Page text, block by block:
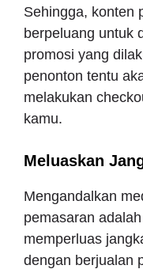
Sehingga, konten
berpeluang untuk
promosi yang
penonton tentu
melakukan
kamu.
Meluaskan
Mengandalkan
pemasaran
memperluas
dengan berjualan